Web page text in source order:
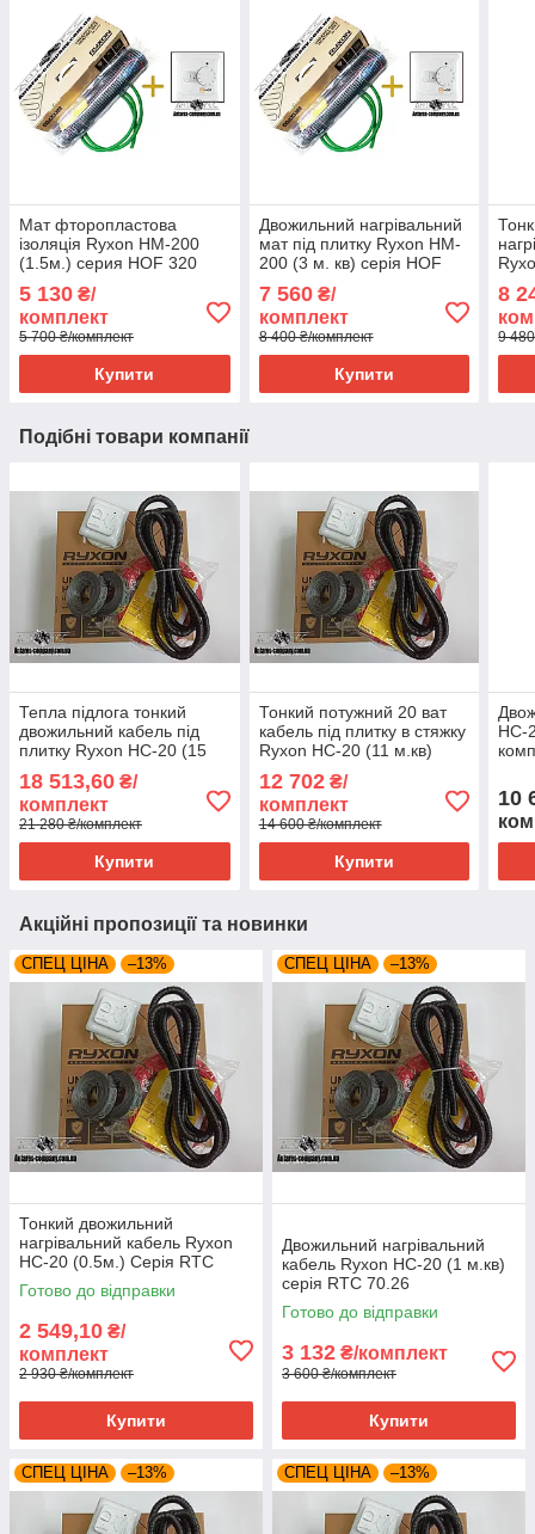
Мат фторопластова
ізоляція Ryxon HM-200
(1.5м.) серия HOF 320
5 130 ₴/
комплект
5 700 ₴/комплект
Купити
Двожильний нагрівальний
мат під плитку Ryxon HM-
200 (3 м. кв) серія HOF
7 560₴/
комплект
8 400 ₴/комплект
Купити
8
9
Подібні товари компанії
Тепла підлога тонкий
двожильний кабель під
плитку Ryxon HC-20 (15
18 513,60 ₴/
комплект
21 280 ₴/комплект
Купити
Тонкий потужний 20 ват
кабель під плитку в стяжку
Ryxon HC-20 (11 м.кв)
12 702₴/
комплект
14 600 ₴/комплект
Купити
HC-
10
Акційні пропозиції та новинки
СПЕЦ ЦІНА –13%
Тонкий двожильний
нагрівальний кабель Ryxon
HC-20 (0.5м.) Серія RTC
70.26
Готово до відправки
2 549,10 ₴/
комплект
2 930 ₴/комплект
Купити
СПЕЦ ЦІНА –13%
Двожильний нагрівальний
кабель Ryxon HC-20 (1 м.кв)
серія RTC 70.26
Готово до відправки
3 132 ₴/комплект
3 600 ₴/комплект
Купити
СПЕЦ ЦІНА –13% СПЕЦ ЦІНА –13%